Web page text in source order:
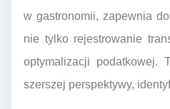
w gastronomii, zapewnia
nie tylko rejestrowanie
optymalizacji podatkowej.
szerszej perspektywy,